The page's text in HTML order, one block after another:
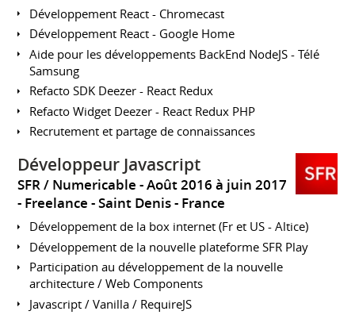
Développement React - Chromecast
Développement React - Google Home
Aide pour les développements BackEnd NodeJS - Télé
Samsung
Refacto SDK Deezer - React Redux
Refacto Widget Deezer - React Redux PHP
Recrutement et partage de connaissances
Développeur Javascript
SFR / Numericable
Août 2016 à juin 2017
Freelance
Saint Denis France
Développement de la box internet (Fr et US - Altice)
Développement de la nouvelle plateforme SFR Play
Participation au développement de la nouvelle
architecture / Web Components
Javascript / Vanilla / RequireJS